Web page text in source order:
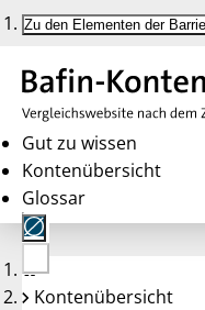
Zu den Elementen der
Gut zu wissen
Kontenübersicht
Glossar
Keine
Konten
Kontenübersicht